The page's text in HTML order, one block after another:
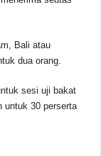
Bali atau
dua orang.
sesi uji bakat
untuk 30 perserta